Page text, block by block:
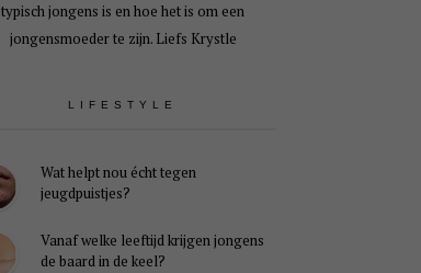
typisch jongens is en hoe het is om een
jongensmoeder te zijn. Liefs Krystle
LIFESTYLE
Wat helpt nou écht tegen
jeugdpuistjes?
Vanaf welke leeftijd krijgen jongens
de baard in de keel?